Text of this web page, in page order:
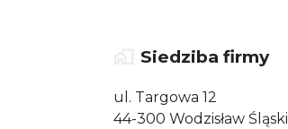
Siedziba firmy
ul. Targowa 12
44-300 Wodzisław Śląski